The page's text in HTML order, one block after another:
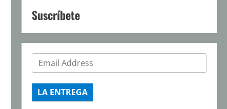
Suscríbete
LA ENTREGA